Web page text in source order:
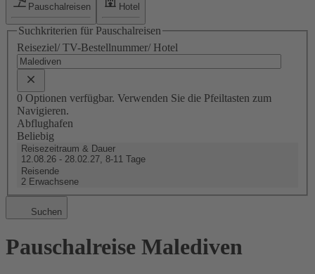
Pauschalreisen Hotel
Suchkriterien für Pauschalreisen
Reiseziel/ TV-Bestellnummer/ Hotel
0 Optionen verfügbar. Verwenden Sie die Pfeiltasten zum
Navigieren.
Abflughafen
Beliebig
Reisezeitraum & Dauer
12.08.26 - 28.02.27, 8-11 Tage
Reisende
2 Erwachsene
Suchen
Pauschalreise Malediven